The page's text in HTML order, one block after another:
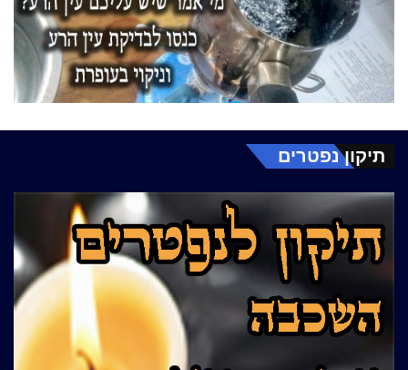
תיקון נפטרים